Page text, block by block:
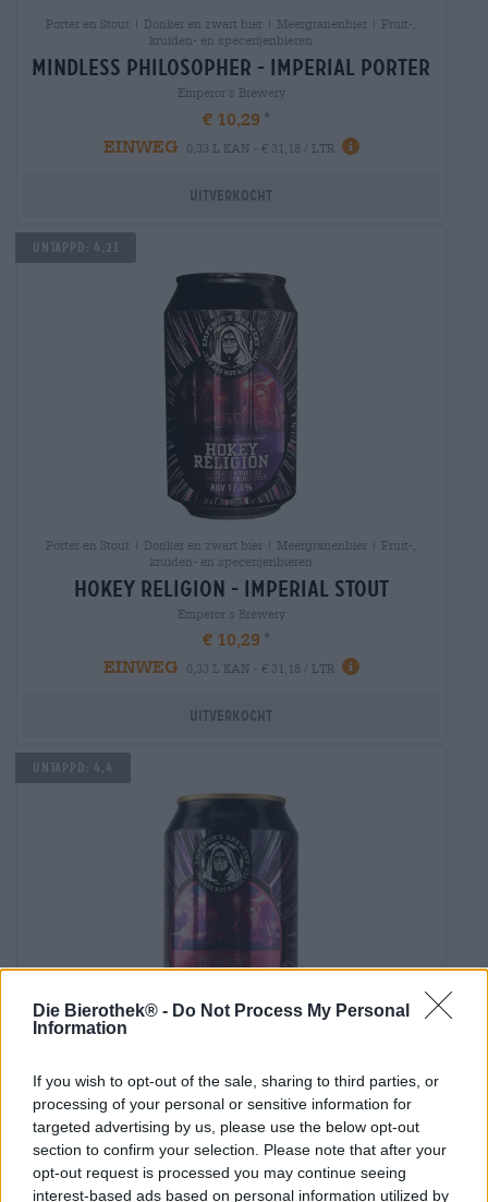
Die Bierothek® - Do Not Process My Personal
Information
If you wish to opt-out of the sale, sharing to third parties, or
processing of your personal or sensitive information for
targeted advertising by us, please use the below opt-out
section to confirm your selection. Please note that after your
opt-out request is processed you may continue seeing
interest-based ads based on personal information utilized by
Porter en Stout | Donker en zwart bier | Meergranenbier | Fruit-,
kruiden- en specerijenbieren
mindless philosopher - imperial porter
Emperor´s Brewery
€ 10,29
EINWEG
0,33 L KAN - € 31,18 / LTR
Uitverkocht
Untappd: 4,21
Porter en Stout | Donker en zwart bier | Meergranenbier | Fruit-,
kruiden- en specerijenbieren
hokey religion - imperial stout
Emperor´s Brewery
€ 10,29
EINWEG
0,33 L KAN - € 31,18 / LTR
Uitverkocht
Untappd: 4,4
Meergranenbier | Fruit-, kruiden- en specerijenbieren
hokey religion - four roses ba
Emperor´s Brewery
€ 12,69
EINWEG
0,33 L KAN - € 38,45 / LTR